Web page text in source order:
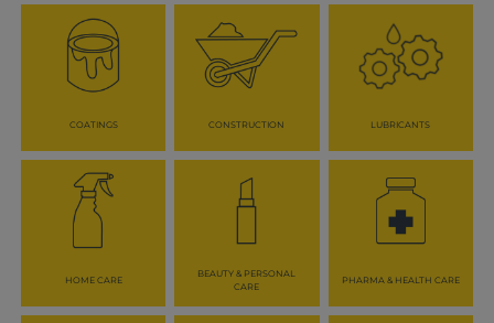
COATINGS CONSTRUCTION LUBRICANTS
HOME CARE
BEAUTY & PERSONAL
CARE
PHARMA & HEALTH CARE